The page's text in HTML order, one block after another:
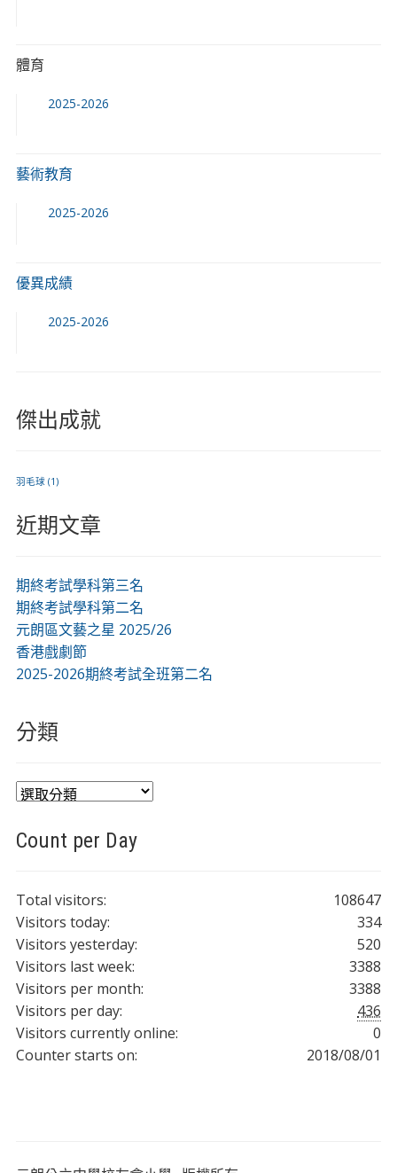
體育
2025-2026
藝術教育
2025-2026
優異成績
2025-2026
傑出成就
羽毛球(1)
近期文章
期終考試學科第三名
期終考試學科第二名
元朗區文藝之星 2025/26
香港戲劇節
2025-2026期終考試全班第二名
分類
分
Count per Day
108647
Total visitors:
334
Visitors today:
520
Visitors yesterday:
3388
Visitors last week:
3388
Visitors per month:
436
Visitors per day:
0
Visitors currently online:
2018/08/01
Counter starts on: